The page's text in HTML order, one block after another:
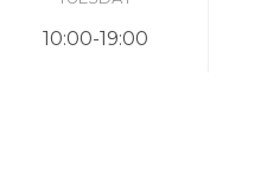
10:00-19:00